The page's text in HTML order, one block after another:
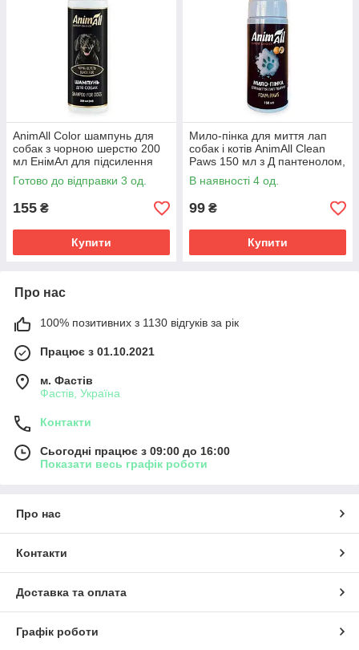
AnimAll Color шампунь для
собак з чорною шерстю 200
мл ЕнімАл для підсилення
кольору та захисту від
вигорання
Готово до відправки 3 од.
155 ₴
Купити
Мило-пінка для миття лап
собак і котів AnimAll Clean
Paws 150 мл з Д пантенолом,
алое та екстрактами трав від
реагентів і бруду
В наявності 4 од.
99 ₴
Купити
Про нас
100% позитивних з 1130 відгуків за рік
Працює з 01.10.2021
м. Фастів
Фастів, Україна
Контакти
Сьогодні працює з 09:00 до 16:00
Показати весь графік роботи
Про нас
Контакти
Доставка та оплата
Графік роботи